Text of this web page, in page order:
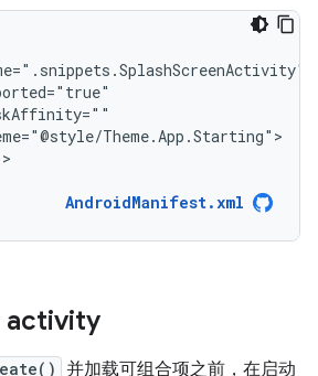
AndroidManifest.xml
activity
并加载可组合项之前，在启动